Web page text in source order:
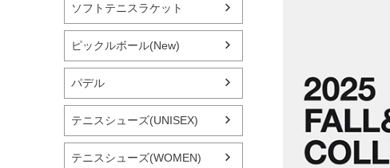
ソフトテニスラケット
ピックルボール(New)
パデル
テニスシューズ(UNISEX)
テニスシューズ(WOMEN)